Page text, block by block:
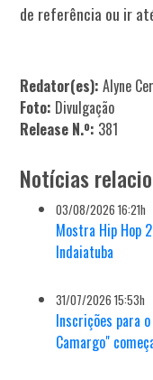
de referência ou ir
Redator(es): Alyne
Foto: Divulgação
Release N.º: 381
Notícias
03/08/2026 16:21h
Mostra Hip Hop
Indaiatuba
31/07/2026 15:53h
Inscrições para
Camargo"